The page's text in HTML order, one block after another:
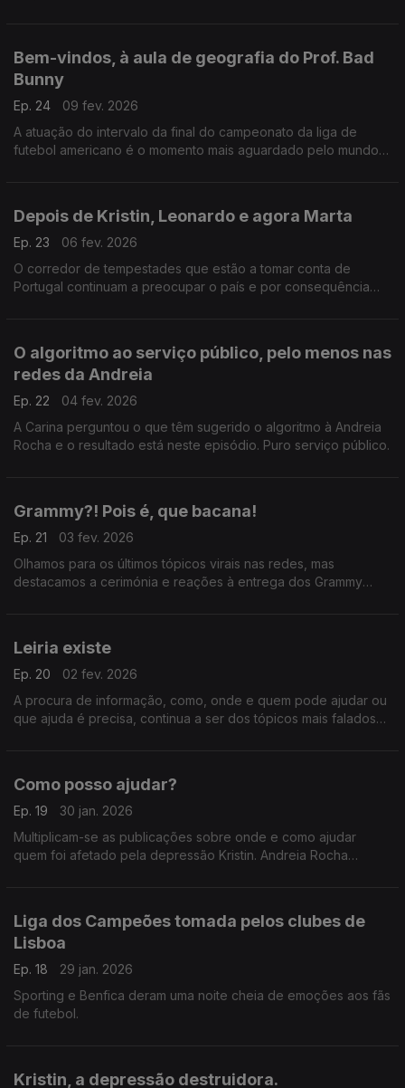
Bem-vindos, à aula de geografia do Prof. Bad
Bunny
Ep. 24
09 fev. 2026
A atuação do intervalo da final do campeonato da liga de
futebol americano é o momento mais aguardado pelo mundo e
Depois de Kristin, Leonardo e agora Marta
Ep. 23
06 fev. 2026
O corredor de tempestades que estão a tomar conta de
Portugal continuam a preocupar o país e por consequência
O algoritmo ao serviço público, pelo menos nas
redes da Andreia
Ep. 22
04 fev. 2026
A Carina perguntou o que têm sugerido o algoritmo à Andreia
Rocha e o resultado está neste episódio. Puro serviço público.
Grammy?! Pois é, que bacana!
Ep. 21
03 fev. 2026
Olhamos para os últimos tópicos virais nas redes, mas
destacamos a cerimónia e reações à entrega dos Grammy
Leiria existe
Ep. 20
02 fev. 2026
A procura de informação, como, onde e quem pode ajudar ou
que ajuda é precisa, continua a ser dos tópicos mais falados
Como posso ajudar?
Ep. 19
30 jan. 2026
Multiplicam-se as publicações sobre onde e como ajudar
quem foi afetado pela depressão Kristin. Andreia Rocha
Liga dos Campeões tomada pelos clubes de
Lisboa
Ep. 18
29 jan. 2026
Sporting e Benfica deram uma noite cheia de emoções aos fãs
de futebol.
Kristin, a depressão destruidora.